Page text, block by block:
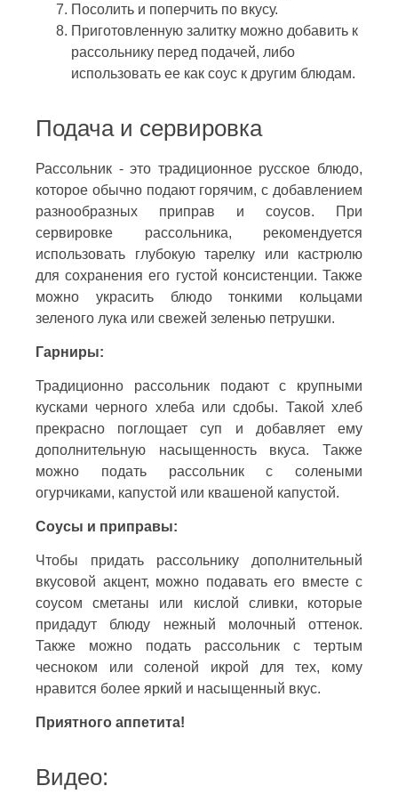
Посолить и поперчить по вкусу.
Приготовленную залитку можно добавить к
рассольнику перед подачей, либо
использовать ее как соус к другим блюдам.
Подача и сервировка
Рассольник - это традиционное русское блюдо,
которое обычно подают горячим, с добавлением
разнообразных приправ и соусов. При
сервировке рассольника, рекомендуется
использовать глубокую тарелку или кастрюлю
для сохранения его густой консистенции. Также
можно украсить блюдо тонкими кольцами
зеленого лука или свежей зеленью петрушки.
Гарниры:
Традиционно рассольник подают с крупными
кусками черного хлеба или сдобы. Такой хлеб
прекрасно поглощает суп и добавляет ему
дополнительную насыщенность вкуса. Также
можно подать рассольник с солеными
огурчиками, капустой или квашеной капустой.
Соусы и приправы:
Чтобы придать рассольнику дополнительный
вкусовой акцент, можно подавать его вместе с
соусом сметаны или кислой сливки, которые
придадут блюду нежный молочный оттенок.
Также можно подать рассольник с тертым
чесноком или соленой икрой для тех, кому
нравится более яркий и насыщенный вкус.
Приятного аппетита!
Видео: